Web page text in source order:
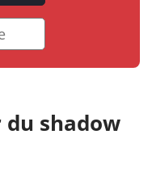
shadow